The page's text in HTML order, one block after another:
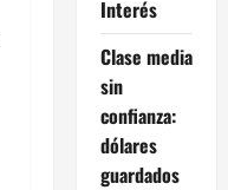
Interés
Clase media
sin
confianza:
dólares
guardados